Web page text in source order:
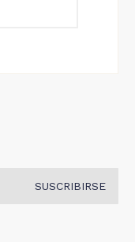
SUSCRIBIRSE